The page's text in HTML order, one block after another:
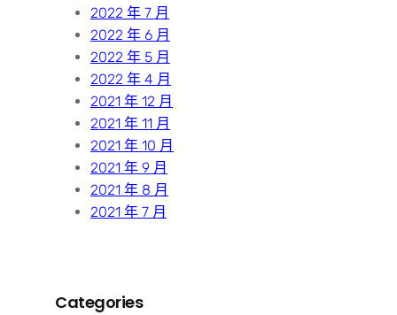
2022 年 7 月
2022 年 6 月
2022 年 5 月
2022 年 4 月
2021 年 12 月
2021 年 11 月
2021 年 10 月
2021 年 9 月
2021 年 8 月
2021 年 7 月
Categories